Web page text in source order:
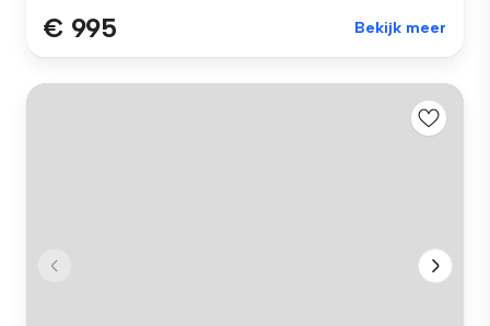
€ 995 Bekijk meer